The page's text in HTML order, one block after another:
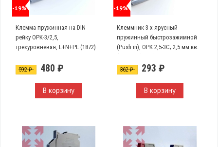
-19%
Клемма пружинная на DIN-
рейку OPK-3/2,5,
трехуровневая, L+N+PE (1872)
592 ₽ 480 ₽
В корзину
-19%
Клеммник 3-х ярусный
пружинный быстрозажимной
(Push in), OPK 2,5-3C; 2,5 мм.кв.
362 ₽ 293 ₽
В корзину